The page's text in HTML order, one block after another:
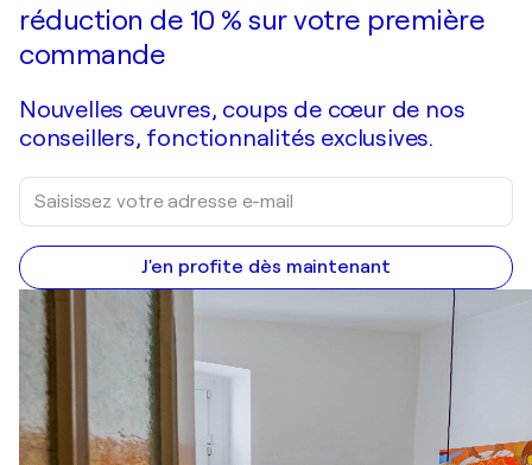
réduction de 10 % sur votre première
commande
Nouvelles œuvres, coups de cœur de nos
conseillers, fonctionnalités exclusives.
J'en profite dès maintenant